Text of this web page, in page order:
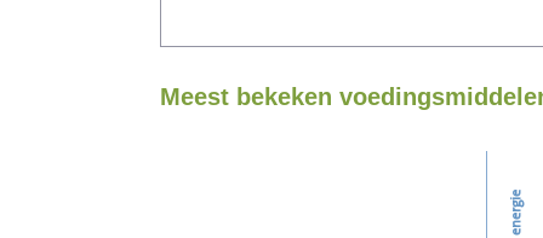
Meest bekeken
energie